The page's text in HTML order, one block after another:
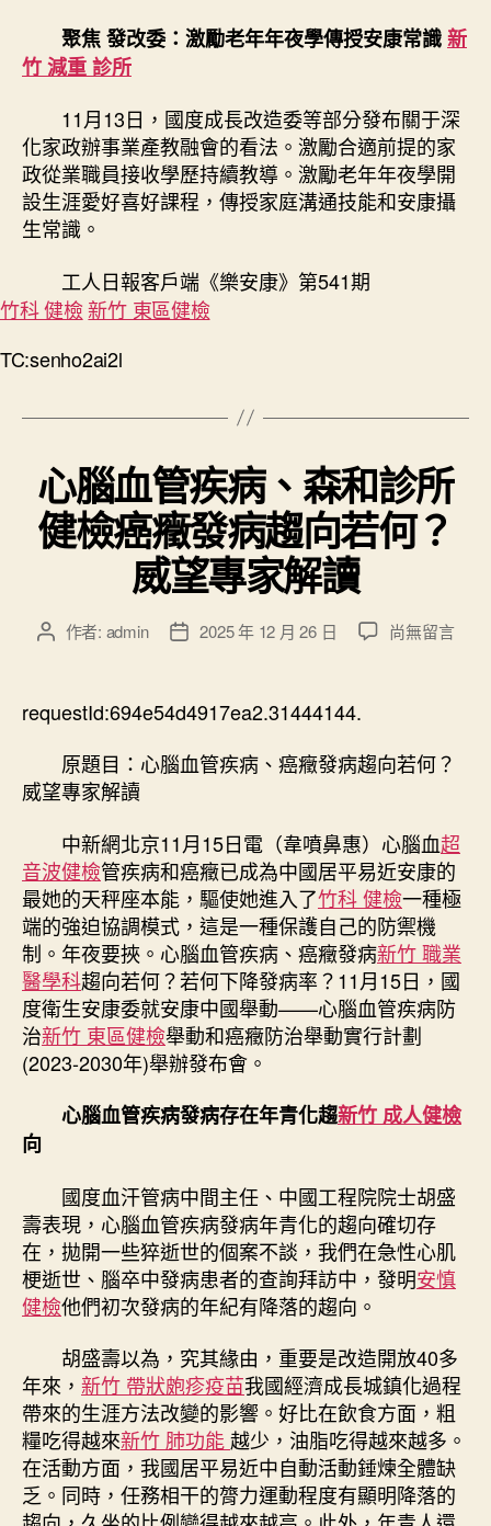
聚焦 發改委：激勵老年年夜學傳授安康常識新
竹 減重 診所
11月13日，國度成長改造委等部分發布關于深
化家政辦事業產教融會的看法。激勵合適前提的家
政從業職員接收學歷持續教導。激勵老年年夜學開
設生涯愛好喜好課程，傳授家庭溝通技能和安康攝
生常識。
工人日報客戶端《樂安康》第541期
竹科 健檢新竹 東區健檢
TC:senho2ai2l
心腦血管疾病、森和診所
健檢癌癥發病趨向若何？
威望專家解讀
文
者
作者: admin
文
佈
日
期
2025 年 12 月 26 日
在
疾
病、
診
所
健
檢
癌
癥
發
病
趨
何？
專
家
解
讀〉
中
尚無留言
requestId:694e54d4917ea2.31444144.
原題目：心腦血管疾病、癌癥發病趨向若何？
威望專家解讀
中新網北京11月15日電（韋噴鼻惠）心腦血超
音波健檢管疾病和癌癥已成為中國居平易近安康的
最她的天秤座本能，驅使她進入了竹科 健檢一種極
端的強迫協調模式，這是一種保護自己的防禦機
制。年夜要挾。心腦血管疾病、癌癥發病新竹 職業
醫學科趨向若何？若何下降發病率？11月15日，國
度衛生安康委就安康中國舉動——心腦血管疾病防
治新竹 東區健檢舉動和癌癥防治舉動實行計劃
(2023-2030年)舉辦發布會。
心腦血管疾病發病存在年青化趨新竹 成人健檢
向
國度血汗管病中間主任、中國工程院院士胡盛
壽表現，心腦血管疾病發病年青化的趨向確切存
在，拋開一些猝逝世的個案不談，我們在急性心肌
梗逝世、腦卒中發病患者的查詢拜訪中，發明安慎
健檢他們初次發病的年紀有降落的趨向。
胡盛壽以為，究其緣由，重要是改造開放40多
年來， 新竹 帶狀皰疹疫苗我國經濟成長城鎮化過程
帶來的生涯方法改變的影響。好比在飲食方面，粗
糧吃得越來新竹 肺功能越少，油脂吃得越來越多。
在活動方面，我國居平易近中自動活動錘煉全體缺
乏。同時，任務相干的膂力運動程度有顯明降落的